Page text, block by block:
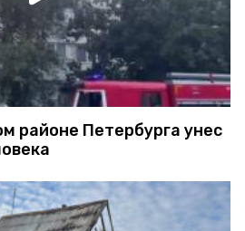
районе Петербурга унес